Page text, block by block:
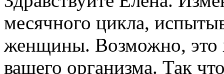
месячного цикла,
женщины. Возможно, это
вашего организма. Так